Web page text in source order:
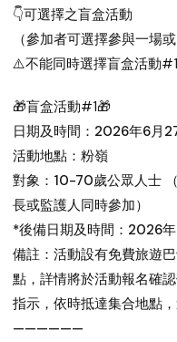
👇可選擇之盲盒活動
（參加者可選擇參與一場
⚠️不能同時選擇盲盒活動
🎁盲盒活動#1🎁
日期及時間：2026年6月
活動地點：粉嶺
對象：10-70歲公眾人士
長或監護人同時參加）
*後備日期及時間：2026
備註：活動設有免費旅遊
點，詳情將於活動報名確
指示，依時抵達集合地點，
——————